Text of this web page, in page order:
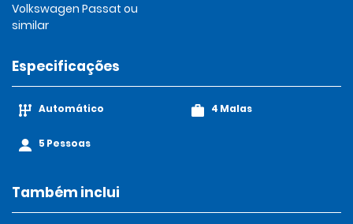
Volkswagen Passat ou
similar
Especificações
Automático
5 Pessoas
4 Malas
Também inclui